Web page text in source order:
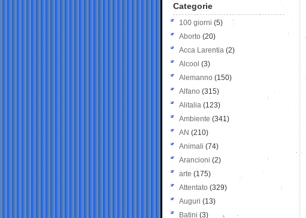
Categorie
100 giorni (5)
Aborto (20)
Acca Larentia (2)
Alcool (3)
Alemanno (150)
Alfano (315)
Alitalia (123)
Ambiente (341)
AN (210)
Animali (74)
Arancioni (2)
arte (175)
Attentato (329)
Auguri (13)
Batini (3)